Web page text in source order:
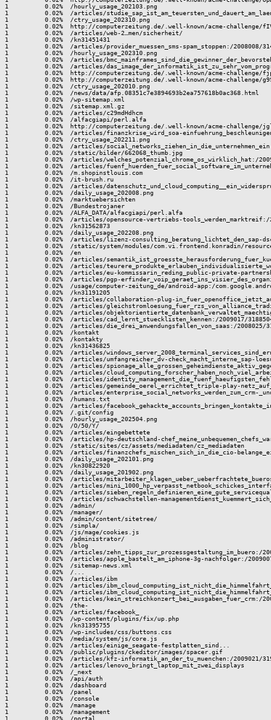
1          0.02%  /m.shopinstlouis.com
1          0.02%  /it-brush.ru
1          0.02%  /articles/
1          0.02%  /daily_usage_202008.png
1          0.02%  /marktuebersichten
1          0.02%  /Bundestrojaner
1          0.02%  /ALFA_DATA/alfacgiapi/perl.alfa
1          0.02%  /articles/opensource-vertriebs-tools_werden_marktreif:/
1          0.02%  /kn31562873
1          0.02%  /daily_usage_202208.png
1          0.02%  /articles/lizenz-consulting_beratung_lichtet_den_sap-
1          0.02%  /static/system/modules/com.vi.frontend.konradin/
1          0.02%  /en
1          0.02%  /articles/
1          0.02%  /articles/
1          0.02%  /articles/eu-kommissarin_reding_public-private-
1          0.02%  /articles/pgp-
1          0.02%  /usage/computer-zeitung_de/android-app:/
1          0.02%  /kn31191205
1          0.02%  /articles/collaboration-plug-
1          0.02%  /articles/
1          0.02%  /articles/
1          0.02%  /articles/cad_lernt_stuecklisten_kennen:/2009017/
1          0.02%  /articles/die_drei_anwendungsfallen_von_saas:/2008025/
1          0.02%  /kontakt
1          0.02%  /kontakty
1          0.02%  /kn31436825
1          0.02%  /articles/
1          0.02%  /articles/umfangreicher_dv-check_macht_interne_sap-
1          0.02%  /articles/
1          0.02%  /articles/
1          0.02%  /articles/
1          0.02%  /articles/gemeinde_oerel_errichtet_triple-play-
1          0.02%  /articles/enterprise_social_networks_werden_zum_crm-
1          0.02%  /humans.txt
1          0.02%  /articles/
1          0.02%  /.git/config
1          0.02%  /hourly_usage_202504.png
1          0.02%  /O/50/Y/
1          0.02%  /articles/eingebettete
1          0.02%  /articles/hp-deutschland-
1          0.02%  /static/sites/cz/assets/mediadaten/cz_mediadaten
1          0.02%  /articles/finanzchefs_mischen_sich_in_die_cio-
1          0.02%  /daily_usage_202101.png
1          0.02%  /kn30822920
1          0.02%  /daily_usage_201902.png
1          0.02%  /articles/
1          0.02%  /articles/
1          0.02%  /articles/
1          0.02%  /articles/schwachstellen-
1          0.02%  /admin/
1          0.02%  /manager/
1          0.02%  /admin/content/sitetree/
1          0.02%  /simpla/
1          0.02%  /js/mage/cookies.js
1          0.02%  /administrator/
1          0.02%  /blog
1          0.02%  /articles/zehn_tipps_zur_prozessgestaltung_im_buero:/
1          0.02%  /articles/apple_bastelt_am_iphone-3g-nachfolger:/2009007/
1          0.02%  /sitemap-news.xml
1          0.02%  /...
1          0.02%  /articles/ibm
1          0.02%  /articles/
1          0.02%  /articles/
1          0.02%  /articles/kein_streichkonzert_bei_ausgaben_fuer_crm:/
1          0.02%  /the-
1          0.02%  /articles/facebook_
1          0.02%  /wp-content/plugins/fix/up.php
1          0.02%  /kn31395755
1          0.02%  /wp-includes/css/buttons.css
1          0.02%  /media/system/js/core.js
1          0.02%  /articles/einige_seagate-festplatten_sind...
1          0.02%  /public/plugins/ckeditor/images/spacer.gif
1          0.02%  /articles/kfz-informatik_an_der_tu_muenchen:/2009021/
1          0.02%  /articles/lenovo_bringt_laptop_mit_zwei_displays
1          0.02%  /_next
1          0.02%  /api/auth
1          0.02%  /dashboard
1          0.02%  /panel
1          0.02%  /console
1          0.02%  /manage
1          0.02%  /management
1          0.02%  /portal